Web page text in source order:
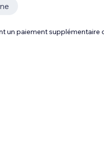
un paiement supplémentaire